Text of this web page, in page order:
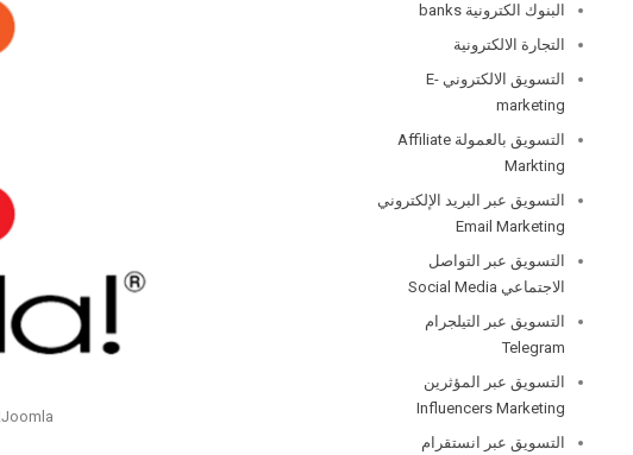
Joomla! موقع إلكتروني لشركة قانونية أو محاسبية
البنوك الكترونية banks
التجارة الالكترونية
التسويق الالكتروني E-
marketing
التسويق بالعمولة Affiliate
Markting
التسويق عبر البريد الإلكتروني
Email Marketing
التسويق عبر التواصل
الاجتماعي Social Media
التسويق عبر التيلجرام
Telegram
التسويق عبر المؤثرين
Influencers Marketing
التسويق عبر انستقرام